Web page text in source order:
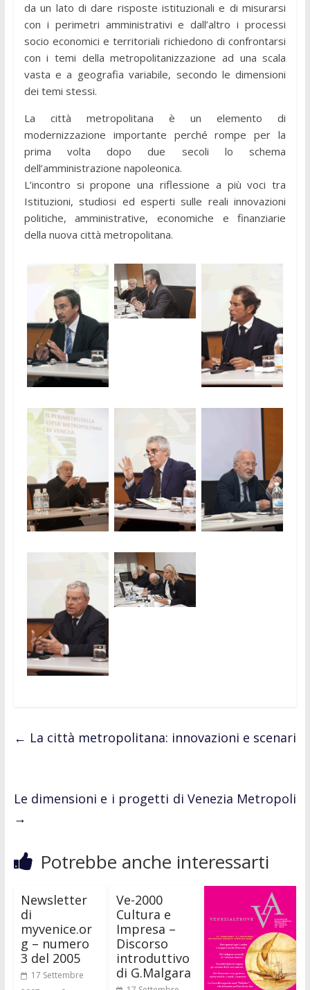
da un lato di dare risposte istituzionali e di misurarsi
con i perimetri amministrativi e dall’altro i processi
socio economici e territoriali richiedono di confrontarsi
con i temi della metropolitanizzazione ad una scala
vasta e a geografia variabile, secondo le dimensioni
dei temi stessi.
La città metropolitana è un elemento di
modernizzazione importante perché rompe per la
prima volta dopo due secoli lo schema
dell’amministrazione napoleonica.
L’incontro si propone una riflessione a più voci tra
Istituzioni, studiosi ed esperti sulle reali innovazioni
politiche, amministrative, economiche e finanziarie
della nuova città metropolitana.
← La città metropolitana: innovazioni e scenari
Le dimensioni e i progetti di Venezia Metropoli
→
Potrebbe anche interessarti
Newsletter
di
myvenice.or
g – numero
3 del 2005
17 Settembre
Ve-2000
Cultura e
Impresa –
Discorso
introduttivo
di G.Malgara